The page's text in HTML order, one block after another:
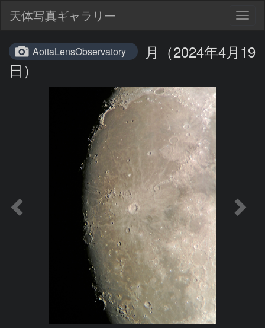
天体写真ギャラリー
AoitaLensObservatory
月（2024年4月19
日）